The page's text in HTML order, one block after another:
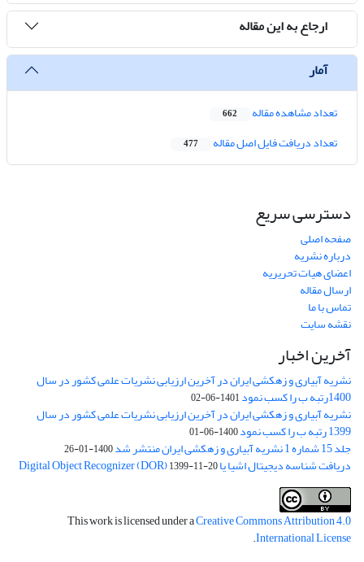
ارجاع به این مقاله
آمار
تعداد مشاهده مقاله 662
تعداد دریافت فایل اصل مقاله 477
دسترسی سریع
صفحه اصلی
درباره نشریه
اعضای هیات تحریریه
ارسال مقاله
تماس با ما
نقشه سایت
آخرین اخبار
نشریه آبیاری و زهکشی ایران در آخرین ارزیابی نشریات علمی کشور در سال
1400رتبه ب را کسب نمود 1401-06-02
نشریه آبیاری و زهکشی ایران در آخرین ارزیابی نشریات علمی کشور در سال
1399 رتبه ب را کسب نمود 1400-06-01
جلد 15 شماره 1 نشریه آبیاری و زهکشی ایران منتشر شد 1400-01-26
دریافت شناسه دیجیتال اشیا یا Digital Object Recognizer (DOR)1399-11-20
This work is licensed under aCreative Commons Attribution 4.0
International License
.